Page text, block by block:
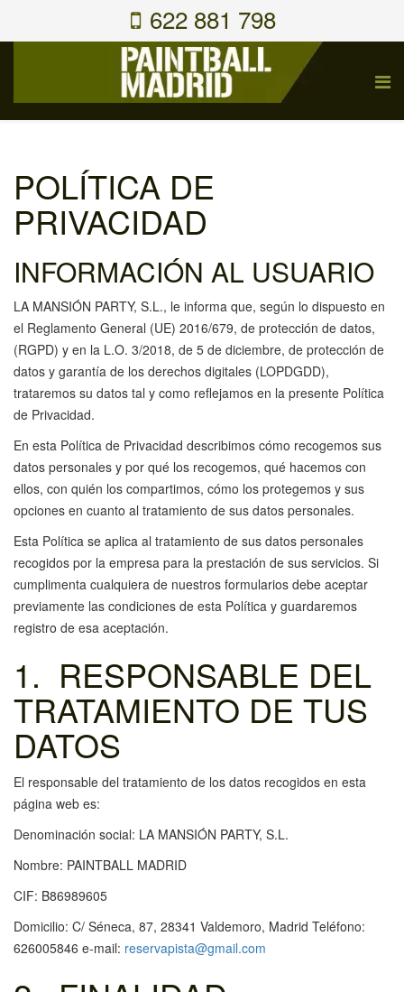
622 881 798
POLÍTICA DE
PRIVACIDAD
INFORMACIÓN AL USUARIO
LA MANSIÓN PARTY, S.L., le informa que, según lo dispuesto en
el Reglamento General (UE) 2016/679, de protección de datos,
(RGPD) y en la L.O. 3/2018, de 5 de diciembre, de protección de
datos y garantía de los derechos digitales (LOPDGDD),
trataremos su datos tal y como reflejamos en la presente Política
de Privacidad.
En esta Política de Privacidad describimos cómo recogemos sus
datos personales y por qué los recogemos, qué hacemos con
ellos, con quién los compartimos, cómo los protegemos y sus
opciones en cuanto al tratamiento de sus datos personales.
Esta Política se aplica al tratamiento de sus datos personales
recogidos por la empresa para la prestación de sus servicios. Si
cumplimenta cualquiera de nuestros formularios debe aceptar
previamente las condiciones de esta Política y guardaremos
registro de esa aceptación.
1. RESPONSABLE DEL
TRATAMIENTO DE TUS
DATOS
El responsable del tratamiento de los datos recogidos en esta
página web es:
Denominación social: LA MANSIÓN PARTY, S.L.
Nombre: PAINTBALL MADRID
CIF: B86989605
Domicilio: C/ Séneca, 87, 28341 Valdemoro, Madrid Teléfono:
626005846 e-mail: reservapista@gmail.com